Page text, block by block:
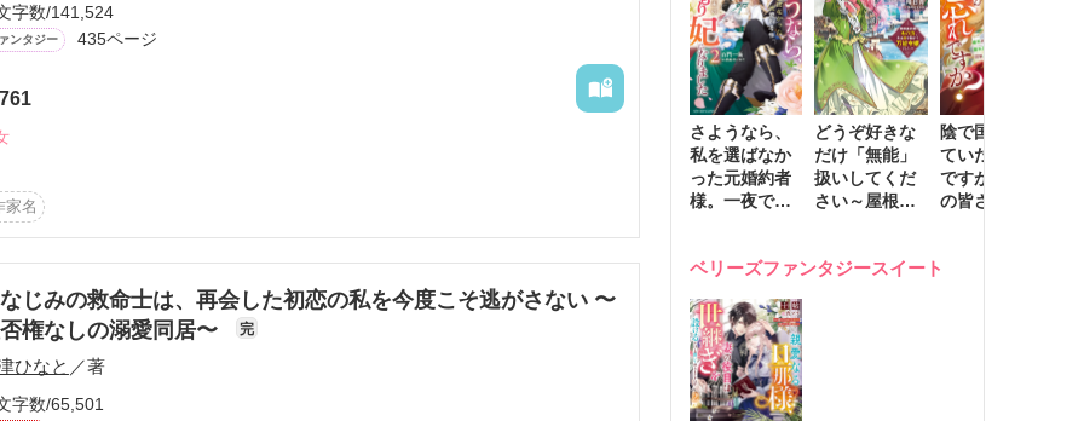
ンとして温かい目で読んで頂ければ幸いです。
　End
追っていただきありがとうございます。
了承ください。あと数回の更新で完結の予定ですので、それまでお付き合
6/3）
けるとことになり、ショートストーリ追加しました。
字数/141,524
ンタジー 435ページ
家名
じみの救命士は、再会した初恋の私を今度こそ逃がさない 〜
権なしの溺愛同居〜
完
ひなと ／著
字数/65,501
さようなら、
私を選ばなか
った元婚約者
様。一夜で大
ました２
どうぞ好きな
だけ「無能」
扱いしてくだ
さい～屋根裏
動かす万能令
陰で国を支え
ていたのは私
ですが、王家
の皆さんお忘
れ才女の辺境
ベリーズファンタジースイート